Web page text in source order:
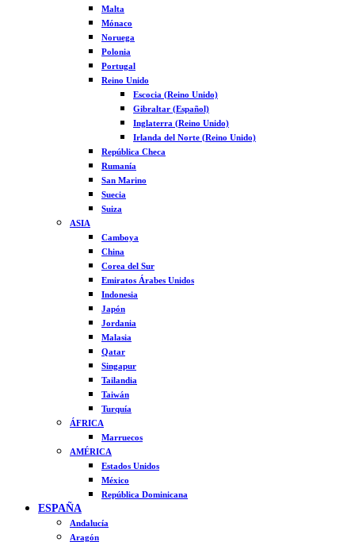
Malta
Mónaco
Noruega
Polonia
Portugal
Reino Unido
Escocia (Reino Unido)
Gibraltar (Español)
Inglaterra (Reino Unido)
Irlanda del Norte (Reino Unido)
República Checa
Rumanía
San Marino
Suecia
Suiza
ASIA
Camboya
China
Corea del Sur
Emiratos Árabes Unidos
Indonesia
Japón
Jordania
Malasia
Qatar
Singapur
Tailandia
Taiwán
Turquía
ÁFRICA
Marruecos
AMÉRICA
Estados Unidos
México
República Dominicana
ESPAÑA
Andalucía
Aragón